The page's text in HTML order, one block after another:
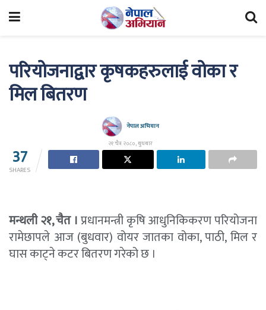
परियोजनाद्वार कृषकहरुलाई वोका र
मिल बितरण
नेपाल अभियान
२१ चैत्र २०८०, बुधबार
37
SHARES
मन्थली २१, चैत ।प्रधानमन्त्री कृषि आधुनिकिकरण परियोजना
रामेछापले आज (बुधवार) वोयर जातका वोका, पाठी, मिल र
घास काट्ने कटर बितरण गरेको छ ।